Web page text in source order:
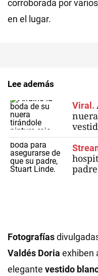
corroborada por varios
en el lugar.
Lee además
Viral.
Fotografías
Valdés Doria exhiben
elegante vestido